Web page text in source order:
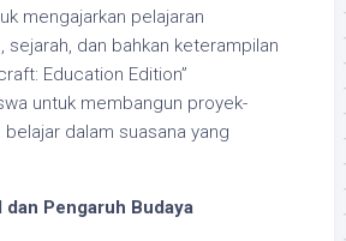
mengajarkan pelajaran
sejarah, dan bahkan keterampilan
Education Edition”
untuk membangun proyek-
dalam suasana yang
dan Pengaruh Budaya